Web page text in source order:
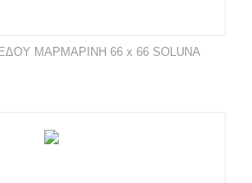
ΜΑΡΜΑΡΙΝΗ 66 x 66 SOLUNA